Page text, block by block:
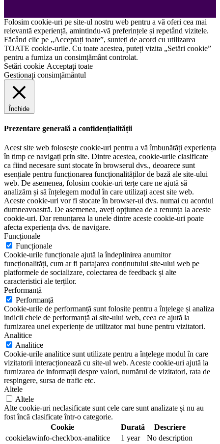
Folosim cookie-uri pe site-ul nostru web pentru a vă oferi cea mai
relevantă experiență, amintindu-vă preferințele și repetând vizitele.
Făcând clic pe „Acceptați toate”, sunteți de acord cu utilizarea
TOATE cookie-urile. Cu toate acestea, puteți vizita „Setări cookie”
pentru a furniza un consimțământ controlat.
Setări cookie Acceptați toate
Gestionați consimțământul
Închide
Prezentare generală a confidențialității
Acest site web folosește cookie-uri pentru a vă îmbunătăți experiența
în timp ce navigați prin site. Dintre acestea, cookie-urile clasificate
ca fiind necesare sunt stocate în browserul dvs., deoarece sunt
esențiale pentru funcționarea funcționalităților de bază ale site-ului
web. De asemenea, folosim cookie-uri terțe care ne ajută să
analizăm și să înțelegem modul în care utilizați acest site web.
Aceste cookie-uri vor fi stocate în browser-ul dvs. numai cu acordul
dumneavoastră. De asemenea, aveți opțiunea de a renunța la aceste
cookie-uri. Dar renunțarea la unele dintre aceste cookie-uri poate
afecta experiența dvs. de navigare.
Funcționale
Funcționale
Cookie-urile funcționale ajută la îndeplinirea anumitor
funcționalități, cum ar fi partajarea conținutului site-ului web pe
platformele de socializare, colectarea de feedback și alte
caracteristici ale terților.
Performanţă
Performanţă
Cookie-urile de performanță sunt folosite pentru a înțelege și analiza
indicii cheie de performanță ai site-ului web, ceea ce ajută la
furnizarea unei experiențe de utilizator mai bune pentru vizitatori.
Analitice
Analitice
Cookie-urile analitice sunt utilizate pentru a înțelege modul în care
vizitatorii interacționează cu site-ul web. Aceste cookie-uri ajută la
furnizarea de informații despre valori, numărul de vizitatori, rata de
respingere, sursa de trafic etc.
Altele
Altele
Alte cookie-uri neclasificate sunt cele care sunt analizate și nu au
fost încă clasificate într-o categorie.
Cookie
Durată
Descriere
cookielawinfo-checkbox-analitice
1 year
No description